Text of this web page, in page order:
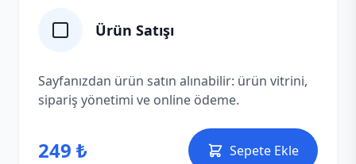
Ürün Satışı
Sayfanızdan ürün satın alınabilir: ürün vitrini,
sipariş yönetimi ve online ödeme.
249 ₺ Sepete Ekle